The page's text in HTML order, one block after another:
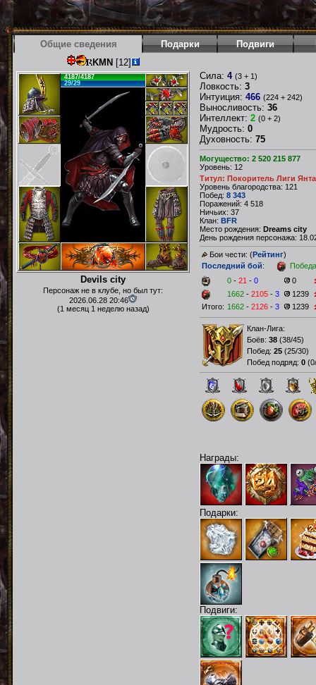
Общие сведения Подарки Подвиги
KMN [12]
4187/4187
29/29
Devils city
Персонаж не в клубе, но был тут:
2026.06.28 20:46
(1 месяц 1 неделю назад)
Сила: 4 (3 + 1)
Ловкость: 3
Интуиция: 466 (224 + 242)
Выносливость: 36
Интеллект: 2 (0 + 2)
Мудрость: 0
Духовность: 75
Могущество: 2 520 215 877
Уровень: 12
Титул: Покоритель Лиги
Уровень благородства: 121
Побед: 8 343
Поражений: 4 518
Ничьих: 37
Клан: BFR
Место рождения: Dreams city
День рождения персонажа:
Бои чести: (Рейтинг)
Последний бой:
Победа
0 - 21 - 0
0
1662 - 2105 - 3
1239
Итого: 1662 - 2126 - 3 1239
Клан-Лига:
Боёв: 38 (38/45)
Побед: 25 (25/30)
Побед подряд: 0 (
Награды:
Подарки:
Подвиги: